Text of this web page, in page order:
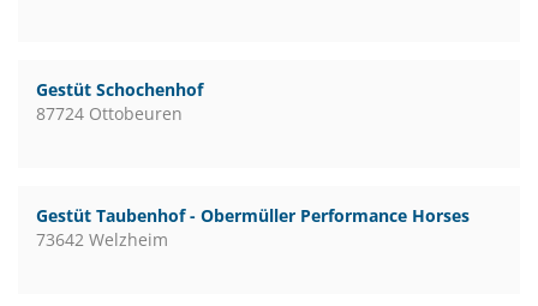
Gestüt Schochenhof
87724 Ottobeuren
Gestüt Taubenhof - Obermüller Performance Horses
73642 Welzheim